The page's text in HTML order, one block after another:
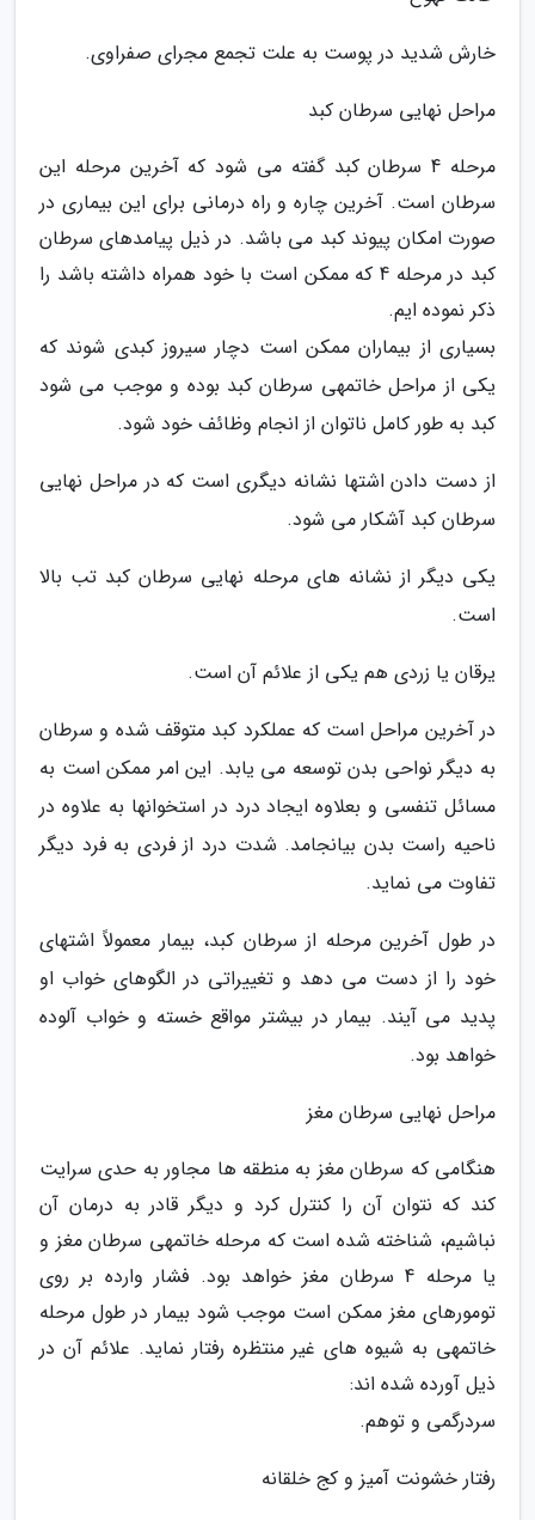
خارش شدید در پوست به علت تجمع مجرای صفراوی.
مراحل نهایی سرطان کبد
مرحله 4 سرطان کبد گفته می شود که آخرین مرحله این
سرطان است. آخرین چاره و راه درمانی برای این بیماری در
صورت امکان پیوند کبد می باشد. در ذیل پیامدهای سرطان
کبد در مرحله 4 که ممکن است با خود همراه داشته باشد را
ذکر نموده ایم.
بسیاری از بیماران ممکن است دچار سیروز کبدی شوند که
یکی از مراحل خاتمهی سرطان کبد بوده و موجب می شود
کبد به طور کامل ناتوان از انجام وظائف خود شود.
از دست دادن اشتها نشانه دیگری است که در مراحل نهایی
سرطان کبد آشکار می شود.
یکی دیگر از نشانه های مرحله نهایی سرطان کبد تب بالا
است.
یرقان یا زردی هم یکی از علائم آن است.
در آخرین مراحل است که عملکرد کبد متوقف شده و سرطان
به دیگر نواحی بدن توسعه می یابد. این امر ممکن است به
مسائل تنفسی و بعلاوه ایجاد درد در استخوانها به علاوه در
ناحیه راست بدن بیانجامد. شدت درد از فردی به فرد دیگر
تفاوت می نماید.
در طول آخرین مرحله از سرطان کبد، بیمار معمولاً اشتهای
خود را از دست می دهد و تغییراتی در الگوهای خواب او
پدید می آیند. بیمار در بیشتر مواقع خسته و خواب آلوده
خواهد بود.
مراحل نهایی سرطان مغز
هنگامی که سرطان مغز به منطقه ها مجاور به حدی سرایت
کند که نتوان آن را کنترل کرد و دیگر قادر به درمان آن
نباشیم، شناخته شده است که مرحله خاتمهی سرطان مغز و
یا مرحله 4 سرطان مغز خواهد بود. فشار وارده بر روی
تومورهای مغز ممکن است موجب شود بیمار در طول مرحله
خاتمهی به شیوه های غیر منتظره رفتار نماید. علائم آن در
ذیل آورده شده اند:
سردرگمی و توهم.
رفتار خشونت آمیز و کج خلقانه